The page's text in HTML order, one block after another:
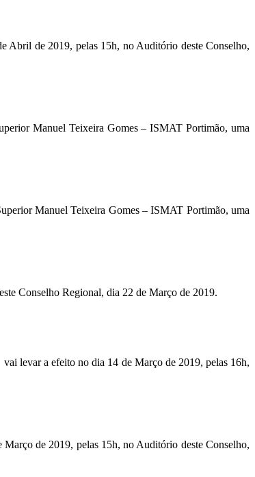
Abril de 2019, pelas 15h, no Auditório deste Conselho,
Manuel Teixeira Gomes – ISMAT Portimão, uma
Manuel Teixeira Gomes – ISMAT Portimão, uma
Conselho Regional, dia 22 de Março de 2019.
levar a efeito no dia 14 de Março de 2019, pelas 16h,
de 2019, pelas 15h, no Auditório deste Conselho,